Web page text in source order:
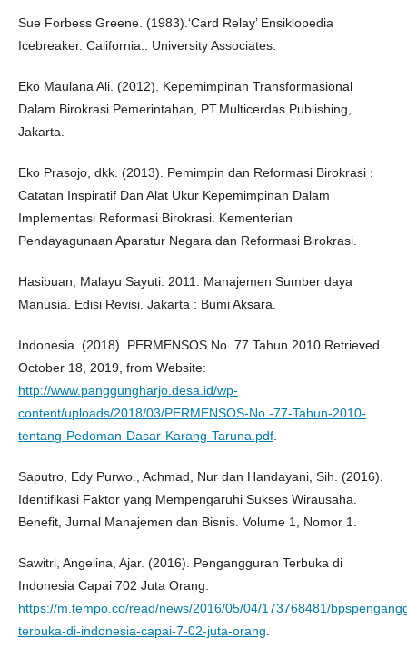
Sue Forbess Greene. (1983).‘Card Relay’ Ensiklopedia
Icebreaker. California.: University Associates.
Eko Maulana Ali. (2012). Kepemimpinan Transformasional
Dalam Birokrasi Pemerintahan, PT.Multicerdas Publishing,
Jakarta.
Eko Prasojo, dkk. (2013). Pemimpin dan Reformasi Birokrasi :
Catatan Inspiratif Dan Alat Ukur Kepemimpinan Dalam
Implementasi Reformasi Birokrasi. Kementerian
Pendayagunaan Aparatur Negara dan Reformasi Birokrasi.
Hasibuan, Malayu Sayuti. 2011. Manajemen Sumber daya
Manusia. Edisi Revisi. Jakarta : Bumi Aksara.
Indonesia. (2018). PERMENSOS No. 77 Tahun 2010.Retrieved
October 18, 2019, from Website:
http://www.panggungharjo.desa.id/wp-
content/uploads/2018/03/PERMENSOS-No.-77-Tahun-2010-
tentang-Pedoman-Dasar-Karang-Taruna.pdf
Saputro, Edy Purwo., Achmad, Nur dan Handayani, Sih. (2016).
Identifikasi Faktor yang Mempengaruhi Sukses Wirausaha.
Benefit, Jurnal Manajemen dan Bisnis. Volume 1, Nomor 1.
Sawitri, Angelina, Ajar. (2016). Pengangguran Terbuka di
Indonesia Capai 702 Juta Orang.
https://m.tempo.co/read/news/2016/05/04/173768481/
terbuka-di-indonesia-capai-7-02-juta-orang